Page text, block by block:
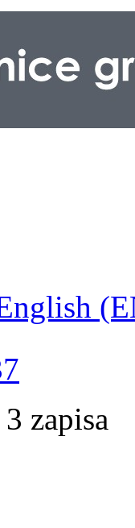
zapisa